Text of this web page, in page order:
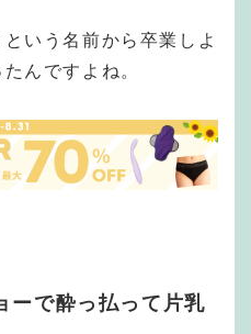
いう名前から卒業しよ
んですよね。
ーで酔っ払って片乳